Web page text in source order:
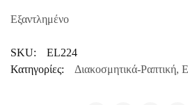
Εξαντλημένο
SKU:
EL224
Κατηγορίες:
Διακοσμητικά-Ραπτική,